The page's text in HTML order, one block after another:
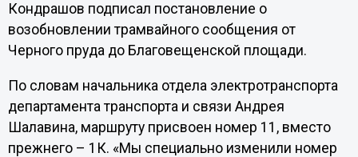
Кондрашов подписал постановление о
возобновлении трамвайного сообщения от
Черного пруда до Благовещенской площади.
По словам начальника отдела электротранспорта
департамента транспорта и связи Андрея
Шалавина, маршруту присвоен номер 11, вместо
прежнего – 1К. «Мы специально изменили номер